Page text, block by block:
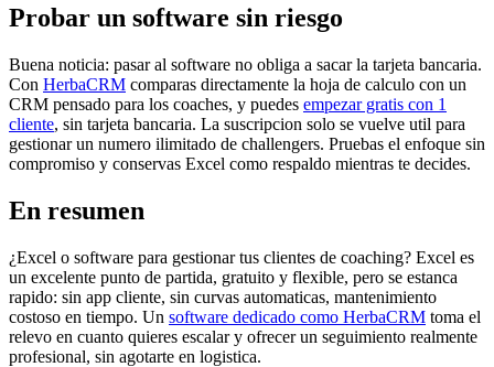
Probar un software sin riesgo
Buena noticia: pasar al software no obliga a sacar la tarjeta bancaria.
Con HerbaCRM comparas directamente la hoja de calculo con un
CRM pensado para los coaches, y puedes empezar gratis con 1
cliente, sin tarjeta bancaria. La suscripcion solo se vuelve util para
gestionar un numero ilimitado de challengers. Pruebas el enfoque sin
compromiso y conservas Excel como respaldo mientras te decides.
En resumen
¿Excel o software para gestionar tus clientes de coaching? Excel es
un excelente punto de partida, gratuito y flexible, pero se estanca
rapido: sin app cliente, sin curvas automaticas, mantenimiento
costoso en tiempo. Un software dedicado como HerbaCRM toma el
relevo en cuanto quieres escalar y ofrecer un seguimiento realmente
profesional, sin agotarte en logistica.